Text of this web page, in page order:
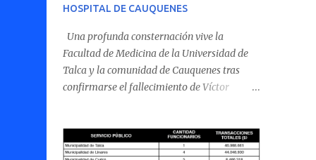
HOSPITAL DE CAUQUENES
Una profunda consternación vive la
Facultad de Medicina de la Universidad de
Talca y la comunidad de Cauquenes tras
confirmarse el fallecimiento de Víctor
Cauquenes. De acuerdo con los antecedentes
conocidos, el joven se presentó a cumplir su